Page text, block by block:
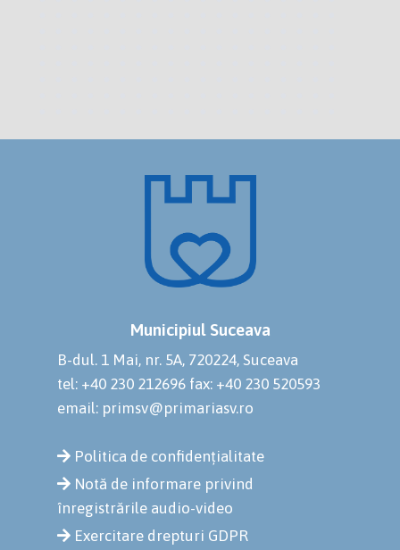
Municipiul Suceava
B-dul. 1 Mai, nr. 5A, 720224, Suceava
tel: +40 230 212696 fax: +40 230 520593
email: primsv@primariasv.ro
Politica de confidențialitate
Notă de informare privind
înregistrările audio-video
Exercitare drepturi GDPR